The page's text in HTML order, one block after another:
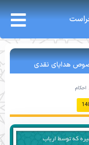
هدایای نقدی
احکام